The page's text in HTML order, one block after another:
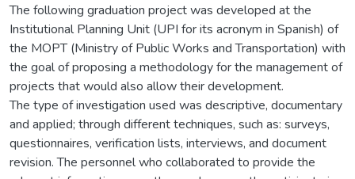
The following graduation project was developed at the
Institutional Planning Unit (UPI for its acronym in Spanish) of
the MOPT (Ministry of Public Works and Transportation) with
the goal of proposing a methodology for the management of
projects that would also allow their development.
The type of investigation used was descriptive, documentary
and applied; through different techniques, such as: surveys,
questionnaires, verification lists, interviews, and document
revision. The personnel who collaborated to provide the